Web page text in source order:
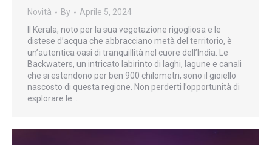
Novità By
Aprile 5, 2024
Il Kerala, noto per la sua vegetazione rigogliosa e le
distese d’acqua che abbracciano metà del territorio, è
un’autentica oasi di tranquillità nel cuore dell’India. Le
Backwaters, un intricato labirinto di laghi, lagune e canali
che si estendono per ben 900 chilometri, sono il gioiello
nascosto di questa regione. Non perderti l’opportunità di
esplorare le…